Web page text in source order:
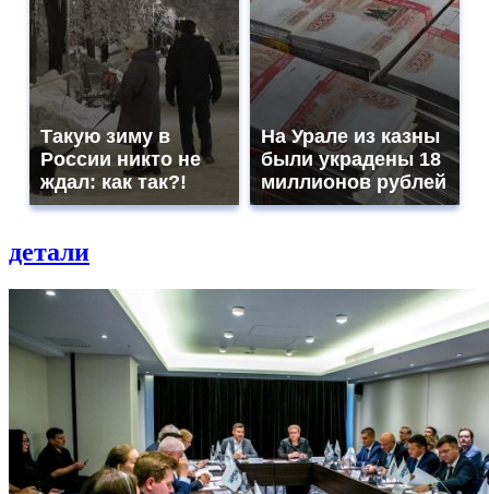
Такую зиму в
России никто не
ждал: как так?!
На Урале из казны
были украдены 18
миллионов рублей
детали